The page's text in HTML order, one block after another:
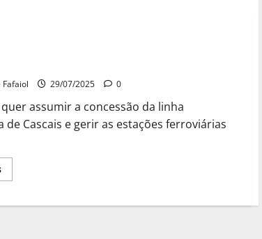
29/07/2025 0
assumir a concessão da linha
de Cascais e gerir as estações ferroviárias
Leia
mais
quer